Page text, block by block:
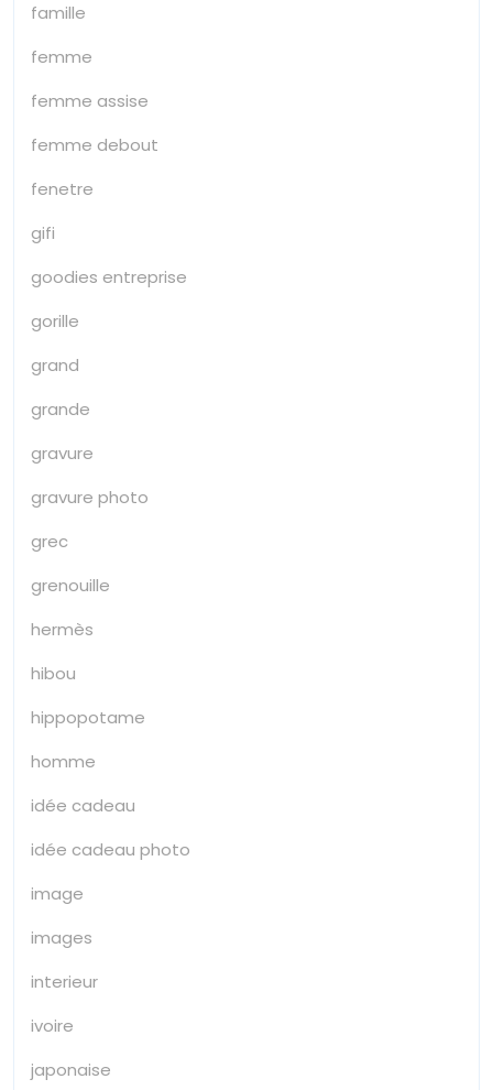
famille
femme
femme assise
femme debout
fenetre
gifi
goodies entreprise
gorille
grand
grande
gravure
gravure photo
grec
grenouille
hermès
hibou
hippopotame
homme
idée cadeau
idée cadeau photo
image
images
interieur
ivoire
japonaise